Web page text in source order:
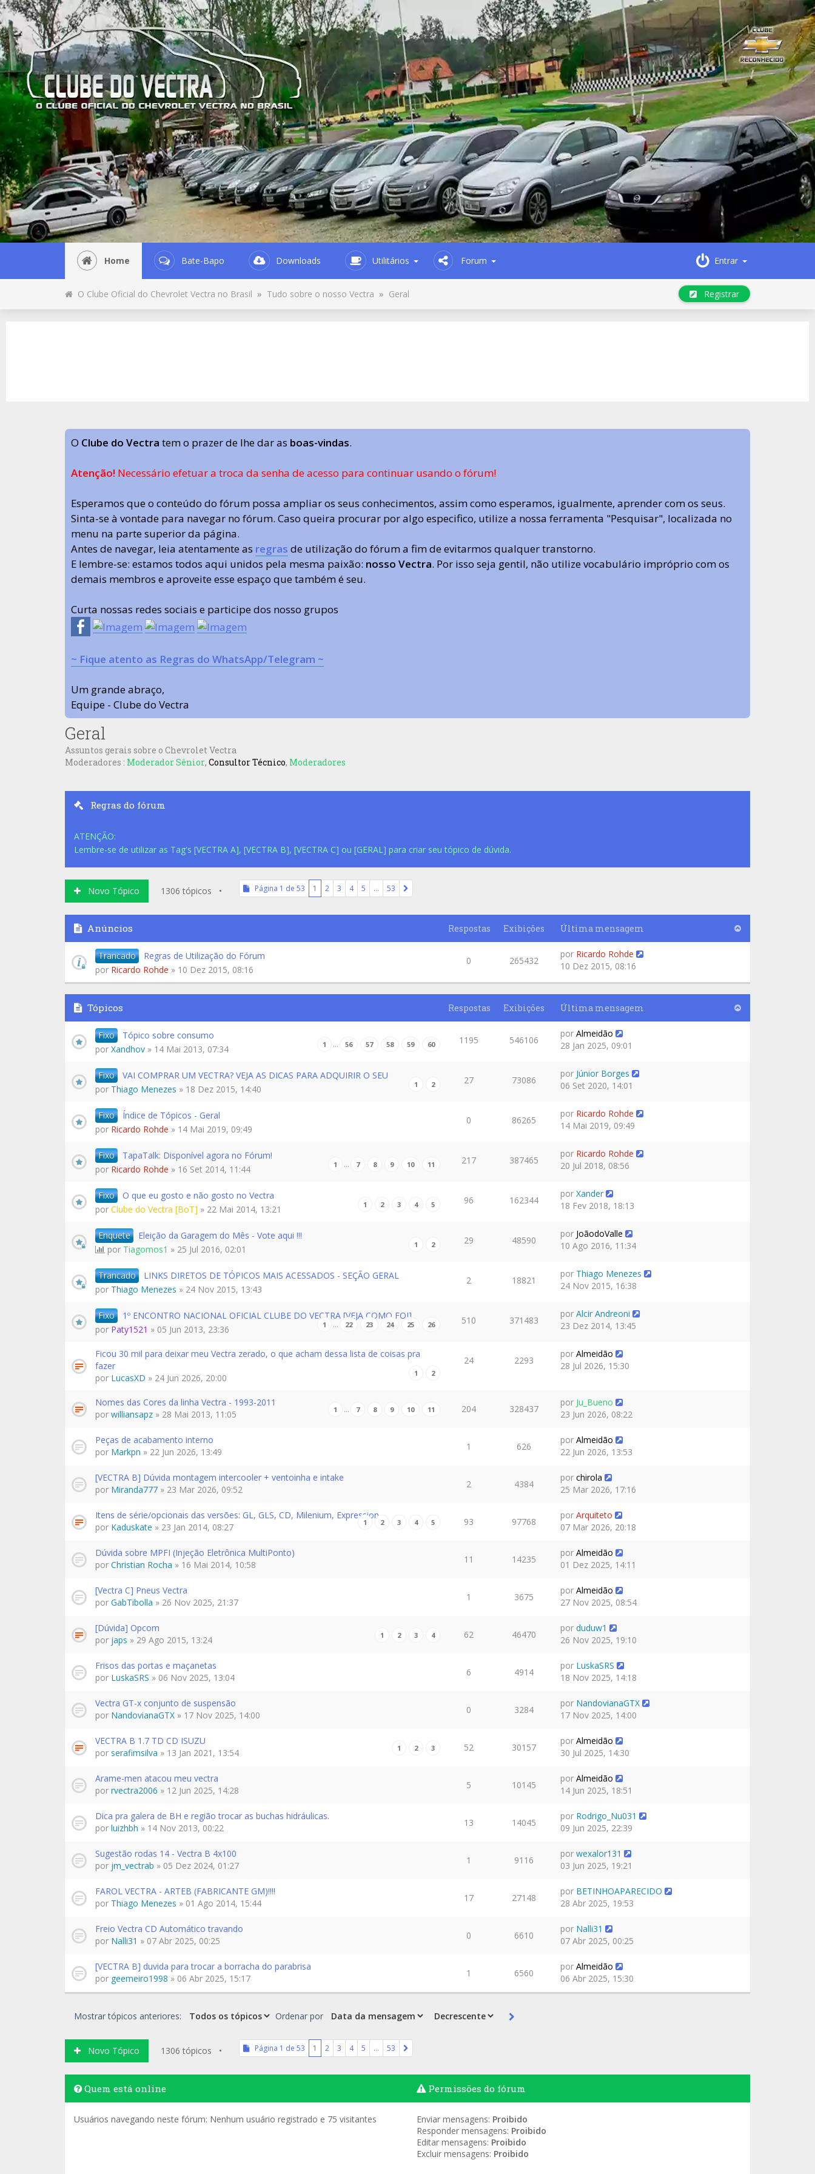
Home Bate-Bapo Downloads Utilitários Forum Entrar
O Clube Oficial do Chevrolet Vectra no Brasil » Tudo sobre o nosso Vectra » Geral Registrar
O Clube do Vectra tem o prazer de lhe dar as boas-vindas.
Atenção! Necessário efetuar a troca da senha de acesso para continuar usando o fórum!
Esperamos que o conteúdo do fórum possa ampliar os seus conhecimentos, assim como esperamos, igualmente, aprender com os seus.
Sinta-se à vontade para navegar no fórum. Caso queira procurar por algo especifico, utilize a nossa ferramenta "Pesquisar", localizada no
menu na parte superior da página.
Antes de navegar, leia atentamente as regras de utilização do fórum a fim de evitarmos qualquer transtorno.
E lembre-se: estamos todos aqui unidos pela mesma paixão: nosso Vectra. Por isso seja gentil, não utilize vocabulário impróprio com os
demais membros e aproveite esse espaço que também é seu.
Curta nossas redes sociais e participe dos nosso grupos
~ Fique atento as Regras do WhatsApp/Telegram ~
Um grande abraço,
Equipe - Clube do Vectra
Geral
Assuntos gerais sobre o Chevrolet Vectra
Moderadores : Moderador Sênior, Consultor Técnico, Moderadores
Regras do fórum
ATENÇÃO:
Lembre-se de utilizar as Tag's [VECTRA A], [VECTRA B], [VECTRA C] ou [GERAL] para criar seu tópico de dúvida.
Novo Tópico 1306 tópicos • Página 1 de 53 1 2 3 4 5 … 53
Anúncios Respostas Exibições Última mensagem
Trancado
Regras de Utilização do Fórum
por Ricardo Rohde » 10 Dez 2015, 08:16
0 265432
por Ricardo Rohde
10 Dez 2015, 08:16
Tópicos Respostas Exibições Última mensagem
Fixo Tópico sobre consumo
1 … 56 57 58 59 60
por Xandhov » 14 Mai 2013, 07:34
1195 546106
por Almeidão
28 Jan 2025, 09:01
Fixo VAI COMPRAR UM VECTRA? VEJA AS DICAS PARA ADQUIRIR O SEU
1 2
por Thiago Menezes » 18 Dez 2015, 14:40
27 73086
por Júnior Borges
06 Set 2020, 14:01
Fixo
Índice de Tópicos - Geral
por Ricardo Rohde » 14 Mai 2019, 09:49
0 86265
por Ricardo Rohde
14 Mai 2019, 09:49
Fixo TapaTalk: Disponível agora no Fórum!
1 … 7 8 9 10 11
por Ricardo Rohde » 16 Set 2014, 11:44
217 387465
por Ricardo Rohde
20 Jul 2018, 08:56
Fixo O que eu gosto e não gosto no Vectra
1 2 3 4 5
por Clube do Vectra [BoT] » 22 Mai 2014, 13:21
96 162344
por Xander
18 Fev 2018, 18:13
Enquete Eleição da Garagem do Mês - Vote aqui !!!
1 2
por Tiagomos1 » 25 Jul 2016, 02:01
29 48590
por JoãodoValle
10 Ago 2016, 11:34
Trancado
LINKS DIRETOS DE TÓPICOS MAIS ACESSADOS - SEÇÃO GERAL
por Thiago Menezes » 24 Nov 2015, 13:43
2 18821
por Thiago Menezes
24 Nov 2015, 16:38
Fixo 1º ENCONTRO NACIONAL OFICIAL CLUBE DO VECTRA [VEJA COMO FOI]
1 … 22 23 24 25 26
por Paty1521 » 05 Jun 2013, 23:36
510 371483
por Alcir Andreoni
23 Dez 2014, 13:45
Ficou 30 mil para deixar meu Vectra zerado, o que acham dessa lista de coisas pra
fazer
1 2
por LucasXD » 24 Jun 2026, 20:00
24 2293
por Almeidão
28 Jul 2026, 15:30
Nomes das Cores da linha Vectra - 1993-2011
1 … 7 8 9 10 11
por williansapz » 28 Mai 2013, 11:05 204 328437
por Ju_Bueno
23 Jun 2026, 08:22
Peças de acabamento interno
por Markpn » 22 Jun 2026, 13:49 1 626
por Almeidão
22 Jun 2026, 13:53
[VECTRA B] Dúvida montagem intercooler + ventoinha e intake
por Miranda777 » 23 Mar 2026, 09:52 2 4384
por chirola
25 Mar 2026, 17:16
Itens de série/opcionais das versões: GL, GLS, CD, Milenium, Expression...
1 2 3 4 5
por Kaduskate » 23 Jan 2014, 08:27 93 97768
por Arquiteto
07 Mar 2026, 20:18
Dúvida sobre MPFI (Injeção Eletrônica MultiPonto)
por Christian Rocha » 16 Mai 2014, 10:58 11 14235
por Almeidão
01 Dez 2025, 14:11
[Vectra C] Pneus Vectra
por GabTibolla » 26 Nov 2025, 21:37 1 3675
por Almeidão
27 Nov 2025, 08:54
[Dúvida] Opcom
1 2 3 4
por japs » 29 Ago 2015, 13:24 62 46470
por duduw1
26 Nov 2025, 19:10
Frisos das portas e maçanetas
por LuskaSRS » 06 Nov 2025, 13:04 6 4914
por LuskaSRS
18 Nov 2025, 14:18
Vectra GT-x conjunto de suspensão
por NandovianaGTX » 17 Nov 2025, 14:00 0 3284
por NandovianaGTX
17 Nov 2025, 14:00
VECTRA B 1.7 TD CD ISUZU
1 2 3
por serafimsilva » 13 Jan 2021, 13:54 52 30157
por Almeidão
30 Jul 2025, 14:30
Arame-men atacou meu vectra
por rvectra2006 » 12 Jun 2025, 14:28 5 10145
por Almeidão
14 Jun 2025, 18:51
Dica pra galera de BH e região trocar as buchas hidráulicas.
por luizhbh » 14 Nov 2013, 00:22 13 14045
por Rodrigo_Nu031
09 Jun 2025, 22:39
Sugestão rodas 14 - Vectra B 4x100
por jm_vectrab » 05 Dez 2024, 01:27 1 9116
por wexalor131
03 Jun 2025, 19:21
FAROL VECTRA - ARTEB (FABRICANTE GM)!!!!
por Thiago Menezes » 01 Ago 2014, 15:44 17 27148
por BETINHOAPARECIDO
28 Abr 2025, 19:53
Freio Vectra CD Automático travando
por Nalli31 » 07 Abr 2025, 00:25 0 6610
por Nalli31
07 Abr 2025, 00:25
[VECTRA B] duvida para trocar a borracha do parabrisa
por geemeiro1998 » 06 Abr 2025, 15:17 1 6560
por Almeidão
06 Abr 2025, 15:30
Mostrar tópicos anteriores: Ordenar por
Novo Tópico 1306 tópicos • Página 1 de 53 1 2 3 4 5 … 53
Quem está online
Usuários navegando neste fórum: Nenhum usuário registrado e 75 visitantes
Permissões do fórum
Enviar mensagens: Proibido
Responder mensagens: Proibido
Editar mensagens: Proibido
Excluir mensagens: Proibido